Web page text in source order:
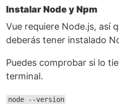
Instalar Node y Npm
Vue requiere Node.js, así
deberás tener instalado
Puedes comprobar si lo
terminal.
node --version